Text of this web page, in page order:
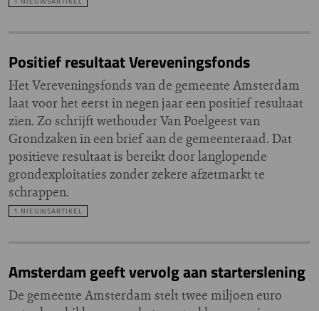
Positief resultaat Vereveningsfonds
Het Vereveningsfonds van de gemeente Amsterdam
laat voor het eerst in negen jaar een positief resultaat
zien. Zo schrijft wethouder Van Poelgeest van
Grondzaken in een brief aan de gemeenteraad. Dat
positieve resultaat is bereikt door langlopende
grondexploitaties zonder zekere afzetmarkt te
schrappen.
1 NIEUWSARTIKEL
Amsterdam geeft vervolg aan starterslening
De gemeente Amsterdam stelt twee miljoen euro